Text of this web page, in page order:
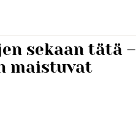
sekaan tätä –
maistuvat